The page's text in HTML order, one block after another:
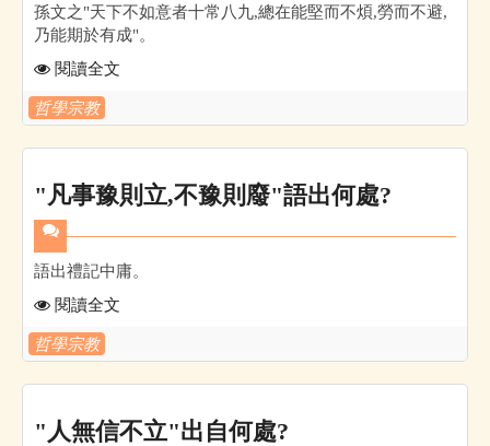
孫文之"天下不如意者十常八九,總在能堅而不煩,勞而不避,
乃能期於有成"。
閱讀全文
哲學宗教
"凡事豫則立,不豫則廢"語出何處?
語出禮記中庸。
閱讀全文
哲學宗教
"人無信不立"出自何處?